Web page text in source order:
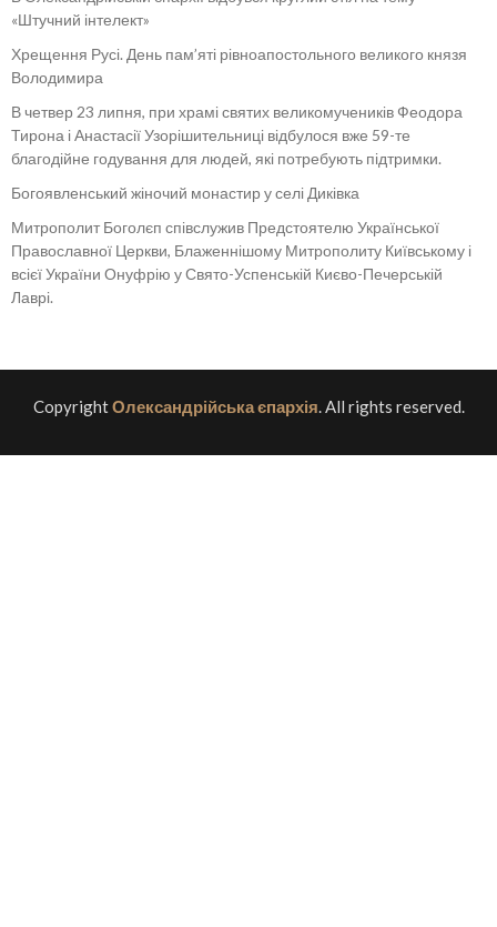
«Штучний інтелект»
Хрещення Русі. День пам’яті рівноапостольного великого князя
Володимира
В четвер 23 липня, при храмі святих великомучеників Феодора
Тирона і Анастасії Узорішительниці відбулося вже 59-те
благодійне годування для людей, які потребують підтримки.
Богоявленський жіночий монастир у селі Диківка
Митрополит Боголєп співслужив Предстоятелю Української
Православної Церкви, Блаженнішому Митрополиту Київському і
всієї України Онуфрію у Свято-Успенській Києво-Печерській
Лаврі.
CopyrightОлександрійська єпархія. All rights reserved.